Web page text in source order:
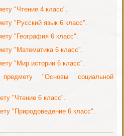
"Чтение 4 класс".
"Русский язык 6 класс".
"География 6 класс".
"Математика 6 класс".
"Мир истории 6 класс".
"Основы социальной
"Чтение 6 класс".
"Природоведение 6 класс".